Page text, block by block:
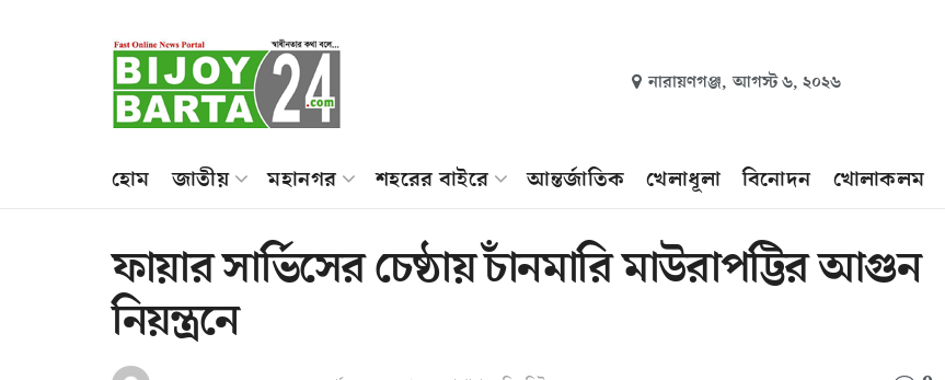
নারায়ণগঞ্জ, আগস্ট ৬, ২০২৬
হোম জাতীয় মহানগর শহরের বাইরে আন্তর্জাতিক খেলাধূলা বিনোদন খোলাকলম
ফায়ার সার্ভিসের চেষ্ঠায় চাঁনমারি মাউরাপট্টির আগুন
নিয়ন্ত্রনে